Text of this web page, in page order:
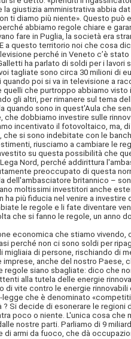
giustizia amministrativa abbia
ti diamo più niente». Questo
abbiamo regole chiare e
fare in Puglia, la società era
a questo territorio noi che cosa
perché in Veneto c’è
ha parlato di soldi per i
tagliate sono circa 30 milioni di
poi si va in televisione a
che purtroppo abbiamo visto
gli altri, per rimanere sul tema
quando sono in quest'Aula che
che dobbiamo investire sulle
incentivato il fotovoltaico, ma,
si sono indebitate con le
riusciamo a cambiare le
su questa possibilità che
Nord, perché addirittura
preoccupato di questa
dell'ambasciatore britannico –
moltissimi investitori anche
ha più fiducia nel venire a
le regole e li fate diventare
che si fanno le regole, un anno
economica che stiamo
perché non ci sono soldi per
migliaia di persone, rischiando di
anche del nostro Paese,
siano sbagliate: dico che
alla tutela delle energie
di vite contro le energie
che è denominato
Si decide di esonerare le
poco o niente. L'unica cosa che
nostre parti. Parliamo di 9
di armi da fuoco, che dà